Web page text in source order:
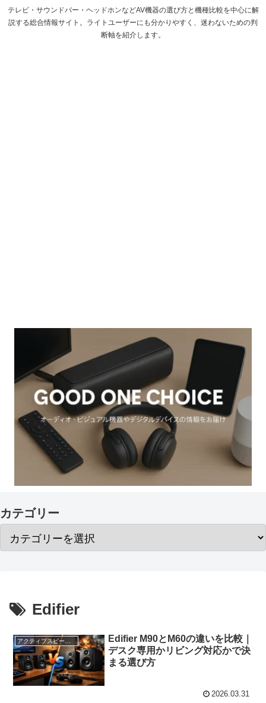
テレビ・サウンドバー・ヘッドホンなどAV機器の選び方と機種比較を中心に解
説する総合情報サイト。ライトユーザーにも分かりやすく、迷わないための判
断軸を紹介します。
カテゴリー
Edifier
Edifier M90とM60の違いを比較｜
デスク専用かリビング対応かで決
まる選び方
2026.03.31